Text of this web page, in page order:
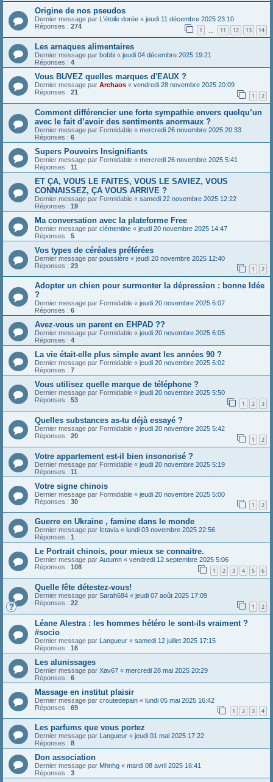
Origine de nos pseudos
Dernier message par L'étoile dorée « jeudi 11 décembre 2025 23:10
Réponses : 274 1 11 12 13 14
Les arnaques alimentaires
Dernier message par bobbi « jeudi 04 décembre 2025 19:21
Réponses : 4
Vous BUVEZ quelles marques d'EAUX ?
Dernier message par Archaos « vendredi 28 novembre 2025 20:09
Réponses : 21 1 2
Comment différencier une forte sympathie envers quelqu’un
avec le fait d’avoir des sentiments anormaux ?
Dernier message par Formidable « mercredi 26 novembre 2025 20:33
Réponses : 6
Supers Pouvoirs Insignifiants
Dernier message par Formidable « mercredi 26 novembre 2025 5:41
Réponses : 11
ET ÇA, VOUS LE FAITES, VOUS LE SAVIEZ, VOUS
CONNAISSEZ, ÇA VOUS ARRIVE ?
Dernier message par Formidable « samedi 22 novembre 2025 12:22
Réponses : 19
Ma conversation avec la plateforme Free
Dernier message par clémentine « jeudi 20 novembre 2025 14:47
Réponses : 5
Vos types de céréales préférées
Dernier message par poussière « jeudi 20 novembre 2025 12:40
Réponses : 23 1 2
Adopter un chien pour surmonter la dépression : bonne Idée
?
Dernier message par Formidable « jeudi 20 novembre 2025 6:07
Réponses : 6
Avez-vous un parent en EHPAD ??
Dernier message par Formidable « jeudi 20 novembre 2025 6:05
Réponses : 4
La vie était-elle plus simple avant les années 90 ?
Dernier message par Formidable « jeudi 20 novembre 2025 6:02
Réponses : 7
Vous utilisez quelle marque de téléphone ?
Dernier message par Formidable « jeudi 20 novembre 2025 5:50
Réponses : 53 1 2 3
Quelles substances as-tu déjà essayé ?
Dernier message par Formidable « jeudi 20 novembre 2025 5:42
Réponses : 20 1 2
Votre appartement est-il bien insonorisé ?
Dernier message par Formidable « jeudi 20 novembre 2025 5:19
Réponses : 11
Votre signe chinois
Dernier message par Formidable « jeudi 20 novembre 2025 5:00
Réponses : 30 1 2
Guerre en Ukraine , famine dans le monde
Dernier message par Ictavia « lundi 03 novembre 2025 22:56
Réponses : 1
Le Portrait chinois, pour mieux se connaitre.
Dernier message par Autumn « vendredi 12 septembre 2025 5:06
Réponses : 108 1 2 3 4 5 6
Quelle fête détestez-vous!
Dernier message par Sarah684 « jeudi 07 août 2025 17:09
Réponses : 22 1 2
Léane Alestra : les hommes hétéro le sont-ils vraiment ?
#socio
Dernier message par Langueur « samedi 12 juillet 2025 17:15
Réponses : 16
Les alunissages
Dernier message par Xav67 « mercredi 28 mai 2025 20:29
Réponses : 6
Massage en institut plaisir
Dernier message par croutedepain « lundi 05 mai 2025 16:42
Réponses : 69 1 2 3 4
Les parfums que vous portez
Dernier message par Langueur « jeudi 01 mai 2025 17:22
Réponses : 8
Don association
Dernier message par Mhnhg « mardi 08 avril 2025 16:41
Réponses : 3